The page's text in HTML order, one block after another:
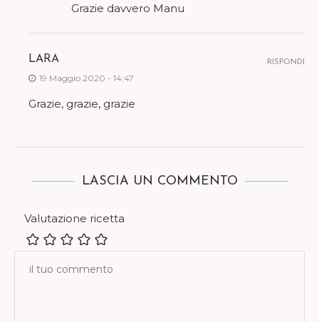
Grazie davvero Manu
LARA
19 Maggio 2020 - 14:47
Grazie, grazie, grazie
RISPONDI
LASCIA UN COMMENTO
Valutazione ricetta